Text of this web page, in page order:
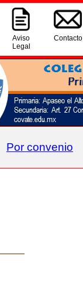
Aviso
Legal
Contacto
Por convenio